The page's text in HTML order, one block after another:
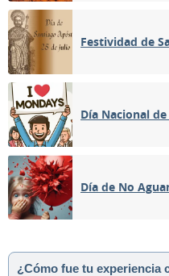
Festividad de
Día Nacional
Día de No
¿Cómo fue tu experiencia